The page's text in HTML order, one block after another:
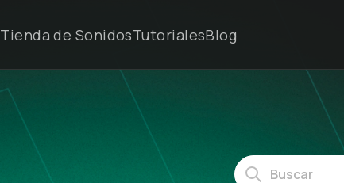
Tienda de SonidosTutorialesBlog